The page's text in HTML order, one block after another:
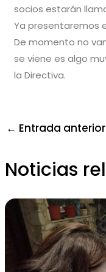
socios estarán
Ya presentaremos
De momento no
se viene es algo
la Directiva.
← Entrada anterior
Noticias